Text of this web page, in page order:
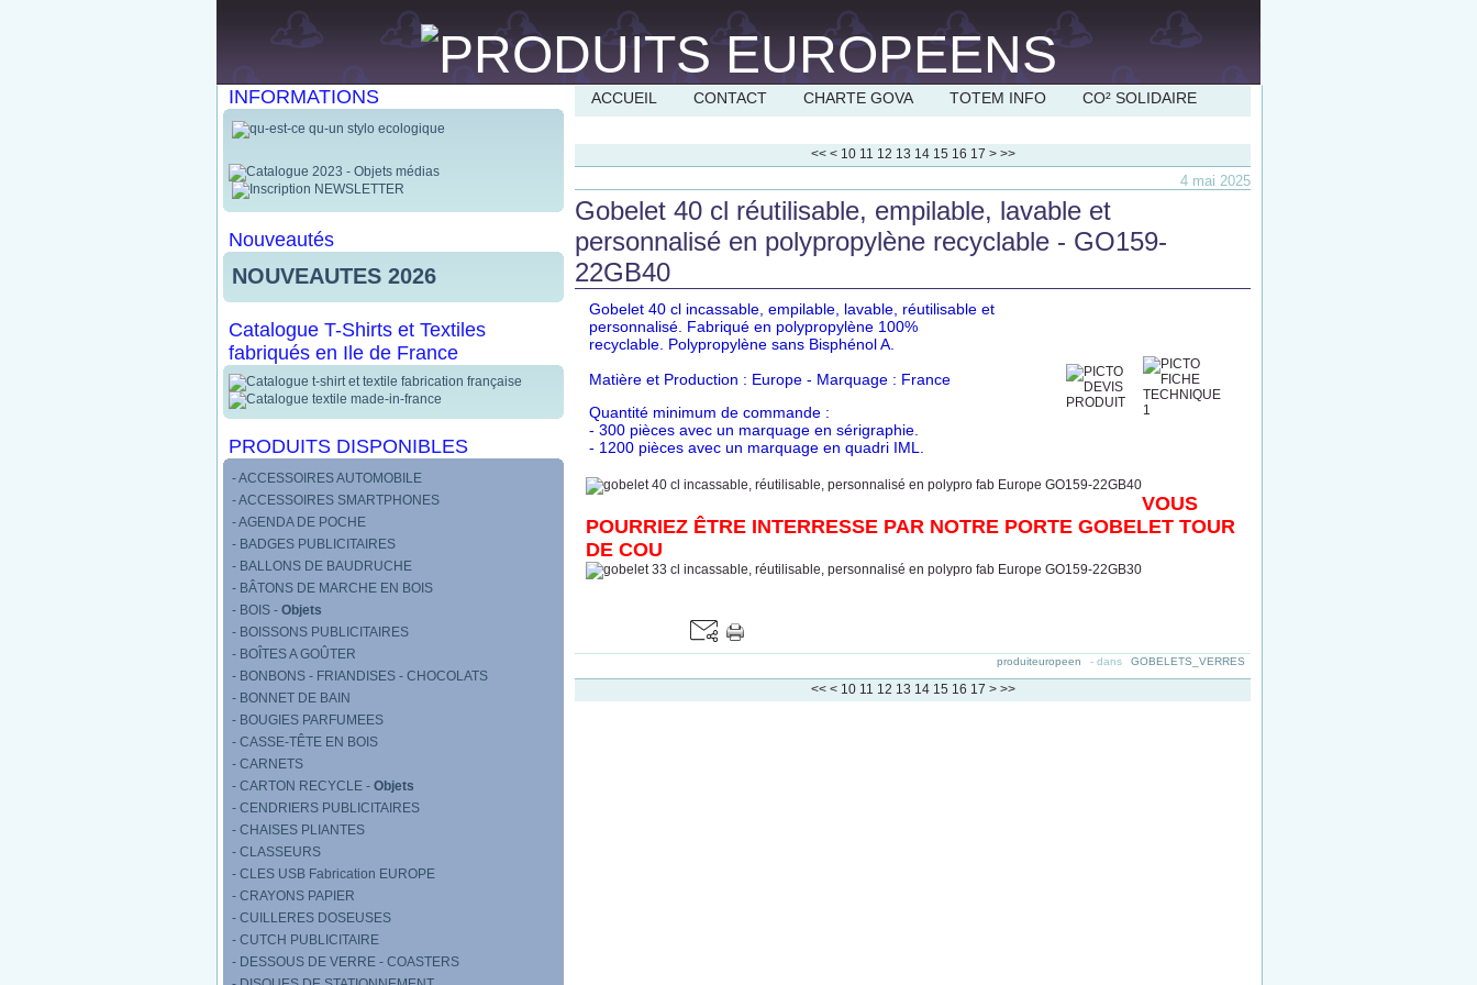
INFORMATIONS
Nouveautés
NOUVEAUTES 2026
Catalogue T-Shirts et Textiles
fabriqués en Ile de France
PRODUITS DISPONIBLES
- ACCESSOIRES AUTOMOBILE
- ACCESSOIRES SMARTPHONES
- AGENDA DE POCHE
- BADGES PUBLICITAIRES
- BALLONS DE BAUDRUCHE
- BÂTONS DE MARCHE EN BOIS
- BOIS - Objets
- BOISSONS PUBLICITAIRES
- BOÎTES A GOÛTER
- BONBONS - FRIANDISES - CHOCOLATS
- BONNET DE BAIN
- BOUGIES PARFUMEES
- CASSE-TÊTE EN BOIS
- CARNETS
- CARTON RECYCLE - Objets
- CENDRIERS PUBLICITAIRES
- CHAISES PLIANTES
- CLASSEURS
- CLES USB Fabrication EUROPE
- CRAYONS PAPIER
- CUILLERES DOSEUSES
- CUTCH PUBLICITAIRE
- DESSOUS DE VERRE - COASTERS
ACCUEIL CONTACT CHARTE GOVA TOTEM INFO CO² SOLIDAIRE
<< < 10 11 12 13 14 15 16 17 > >>
4 mai 2025
Gobelet 40 cl réutilisable, empilable, lavable et
personnalisé en polypropylène recyclable - GO159-
22GB40
Gobelet 40 cl incassable, empilable, lavable, réutilisable et
personnalisé. Fabriqué en polypropylène 100%
recyclable. Polypropylène sans Bisphénol A.
Matière et Production : Europe - Marquage : France
Quantité minimum de commande :
- 300 pièces avec un marquage en sérigraphie.
- 1200 pièces avec un marquage en quadri IML.
VOUS
POURRIEZ ÊTRE INTERRESSE PAR NOTRE PORTE GOBELET TOUR
DE COU
produiteuropeen - dans GOBELETS_VERRES
<< < 10 11 12 13 14 15 16 17 > >>